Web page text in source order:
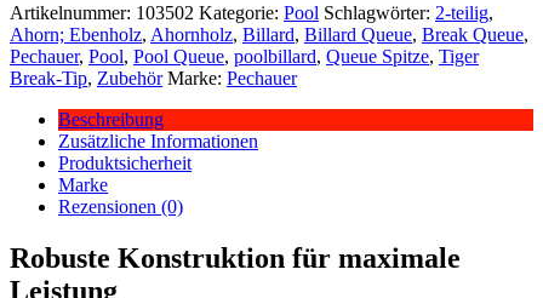
Artikelnummer: 103502 Kategorie: Pool Schlagwörter: 2-teilig,
Ahorn; Ebenholz, Ahornholz, Billard, Billard Queue, Break Queue,
Pechauer, Pool, Pool Queue, poolbillard, Queue Spitze, Tiger
Break-Tip, Zubehör Marke: Pechauer
Beschreibung
Zusätzliche Informationen
Produktsicherheit
Marke
Rezensionen (0)
Robuste Konstruktion für maximale
Leistung